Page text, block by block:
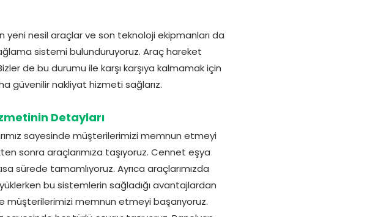
yeni nesil araçlar ve son teknoloji ekipmanları da
sistemi bulunduruyoruz. Araç hareket
de bu durumu ile karşı karşıya kalmamak için
güvenilir nakliyat hizmeti sağlarız.
Detayları
sayesinde müşterilerimizi memnun etmeyi
sonra araçlarımıza taşıyoruz. Cennet eşya
sürede tamamlıyoruz. Ayrıca araçlarımızda
bu sistemlerin sağladığı avantajlardan
memnun etmeyi başarıyoruz.